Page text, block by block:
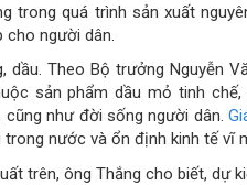
trong quá trình sản xuất
người dân.
dầu. Theo Bộ trưởng Nguyễn
sản phẩm dầu mỏ tinh
cũng như đời sống người dân.
nước và ổn định kinh tế vĩ
trên, ông Thắng cho biết, dự